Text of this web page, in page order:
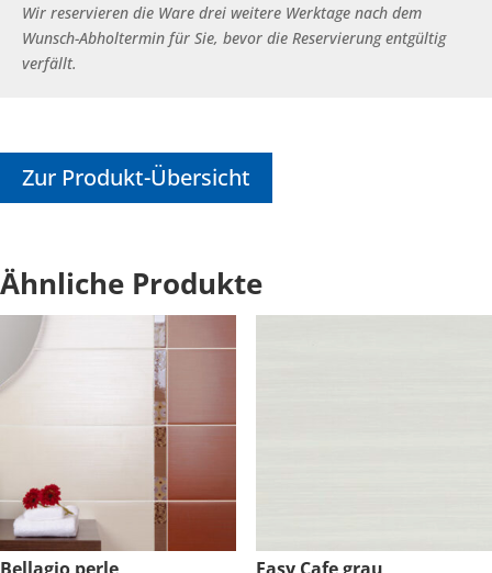
Wir reservieren die Ware drei weitere Werktage nach dem
Wunsch-Abholtermin für Sie, bevor die Reservierung entgültig
verfällt.
Zur Produkt-Übersicht
Ähnliche Produkte